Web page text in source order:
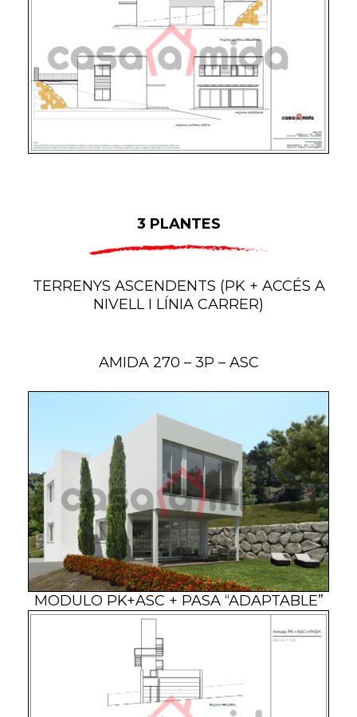
3 PLANTES
TERRENYS ASCENDENTS (PK + ACCÉS A
NIVELL I LÍNIA CARRER)
AMIDA 270 – 3P – ASC
MODULO PK+ASC + PASA “ADAPTABLE”